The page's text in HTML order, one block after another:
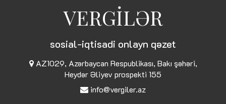
VERGİLƏR
sosial-iqtisadi onlayn qəzet
AZ1029, Azərbaycan Respublikası, Bakı şəhəri,
Heydər Əliyev prospekti 155
info@vergiler.az